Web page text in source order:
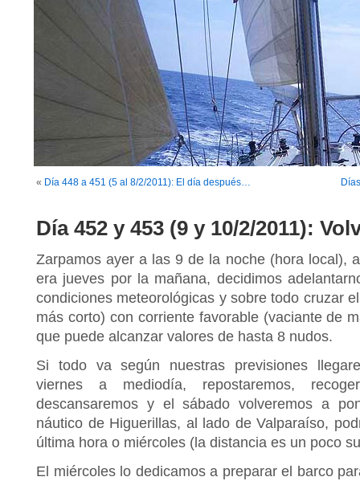
« Día 448 a 451 (5 al 8/2/2011): El día después…
Día 452 y 453 (9 y 10/2/2011):
Zarpamos ayer a las 9 de la noche (hora local),
era jueves por la mañana, decidimos
condiciones meteorológicas y sobre todo cruzar
más corto) con corriente favorable (vaciante de
que puede alcanzar valores de hasta 8 nudos.
Si todo va según nuestras previsiones
viernes a mediodía, repostaremos,
descansaremos y el sábado volveremos a
náutico de Higuerillas, al lado de Valparaíso,
última hora o miércoles (la distancia es un poco
El miércoles lo dedicamos a preparar el barco